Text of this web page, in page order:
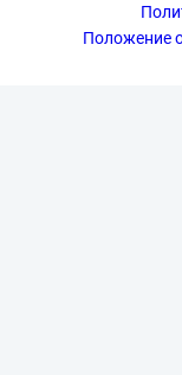
с
Положение